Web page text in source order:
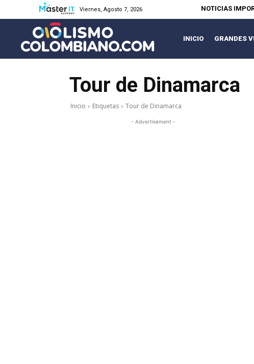
Viernes, Agosto 7, 2026 NOTICIAS
INICIO GRANDES
Tour de Dinamarca
Inicio Etiquetas Tour de Dinamarca
- Advertisement -